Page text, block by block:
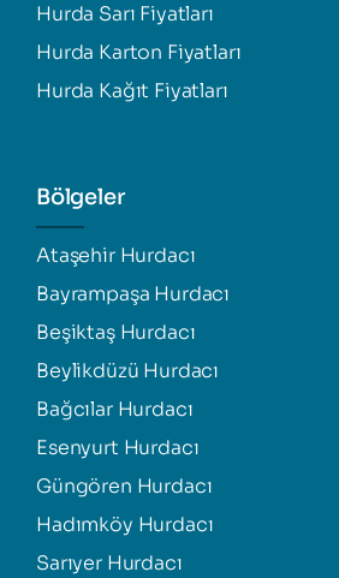
Hurda Sarı Fiyatları
Hurda Karton Fiyatları
Hurda Kağıt Fiyatları
Bölgeler
Ataşehir Hurdacı
Bayrampaşa Hurdacı
Beşiktaş Hurdacı
Beylikdüzü Hurdacı
Bağcılar Hurdacı
Esenyurt Hurdacı
Güngören Hurdacı
Hadımköy Hurdacı
Sarıyer Hurdacı